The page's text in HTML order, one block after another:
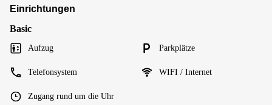
Einrichtungen
Basic
Aufzug Parkplätze
Telefonsystem WIFI / Internet
Zugang rund um die Uhr